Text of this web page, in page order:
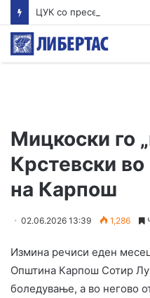
Мицкоски го
Крстевски
на Карпош
02.06.2026 13:39 1,286
Измина речиси еден
Општина Карпош Сотир
боледување, а во негово